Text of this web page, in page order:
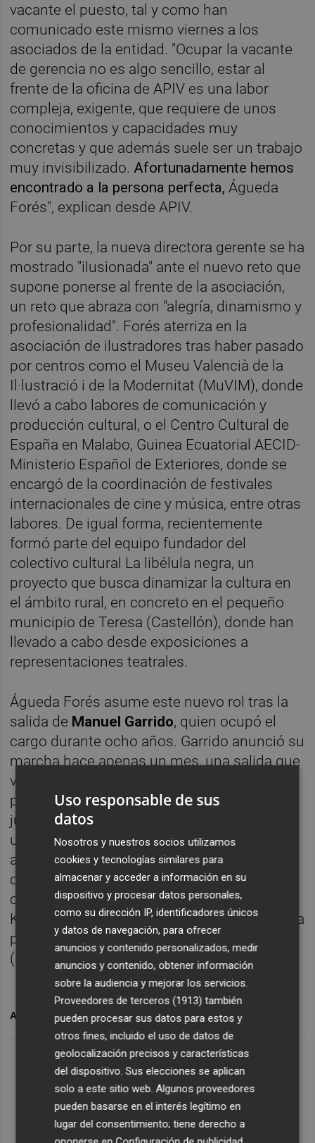
vacante el puesto, tal y como han
comunicado este mismo viernes a los
asociados de la entidad. "Ocupar la vacante
de gerencia no es algo sencillo, estar al
frente de la oficina de APIV es una labor
compleja, exigente, que requiere de unos
conocimientos y capacidades muy
concretas y que además suele ser un trabajo
muy invisibilizado. Afortunadamente hemos
encontrado a la persona perfecta, Águeda
Forés", explican desde APIV.
Por su parte, la nueva directora gerente se ha
mostrado "ilusionada" ante el nuevo reto que
supone ponerse al frente de la asociación,
un reto que abraza con "alegría, dinamismo y
profesionalidad". Forés aterriza en la
asociación de ilustradores tras haber pasado
por centros como el Museu Valencià de la
Il·lustració i de la Modernitat (MuVIM), donde
llevó a cabo labores de comunicación y
producción cultural, o el Centro Cultural de
España en Malabo, Guinea Ecuatorial AECID-
Ministerio Español de Exteriores, donde se
encargó de la coordinación de festivales
internacionales de cine y música, entre otras
labores. De igual forma, recientemente
formó parte del equipo fundador del
colectivo cultural La libélula negra, un
proyecto que busca dinamizar la cultura en
el ámbito rural, en concreto en el pequeño
municipio de Teresa (Castellón), donde han
llevado a cabo desde exposiciones a
representaciones teatrales.
Águeda Forés asume este nuevo rol tras la
salida de Manuel Garrido, quien ocupó el
cargo durante ocho años. Garrido anunció su
marcha hace apenas un mes, una salida que
viene motivada por un nuevo proyecto: a
partir de ahora pasa a ser copropietario,
junto aDavid Brieva
ubicada en el barrio de Russafa. En estos
años la asociación ha ganado presencia
como interlocutora con la administración y
con ambiciosos proyectos como Baba
Kamo, una feria del libro ilustrado organizada
por APIV y la Fundació pel Llibre i la Lectura
(FULL).
ARCHIVADO EN APIV
Uso responsable de sus
datos
Nosotros y nuestros socios utilizamos
cookies y tecnologías similares para
almacenar y acceder a información en su
dispositivo y procesar datos personales,
como su dirección IP, identificadores únicos
y datos de navegación, para ofrecer
anuncios y contenido personalizados, medir
anuncios y contenido, obtener información
sobre la audiencia y mejorar los servicios.
Proveedores de terceros (1913) también
pueden procesar sus datos para estos y
otros fines, incluido el uso de datos de
geolocalización precisos y características
del dispositivo. Sus elecciones se aplican
solo a este sitio web. Algunos proveedores
pueden basarse en el interés legítimo en
lugar del consentimiento; tiene derecho a